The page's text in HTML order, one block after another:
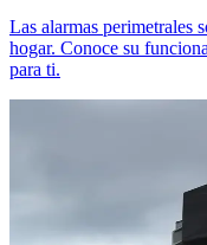
Las alarmas perimetrales
hogar. Conoce su
para ti.